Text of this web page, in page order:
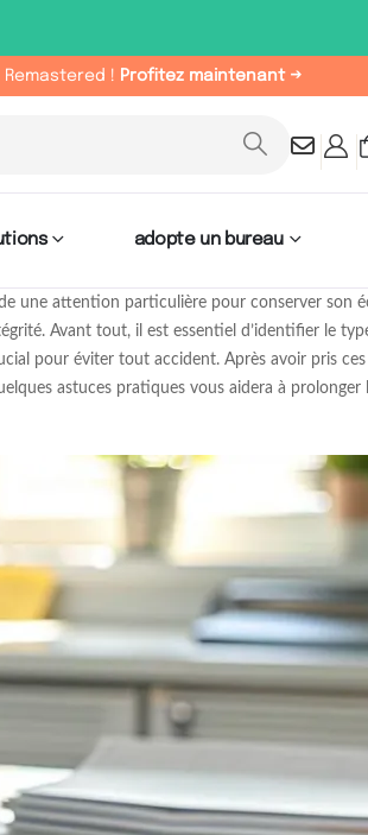
! Profitez maintenant →
adopte un bureau
une attention particulière pour conserver son
Avant tout, il est essentiel d’identifier le
pour éviter tout accident. Après avoir pris
astuces pratiques vous aidera à prolonger